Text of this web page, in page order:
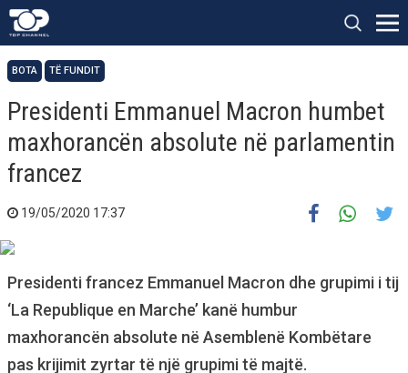
BOTA TË FUNDIT
Presidenti Emmanuel Macron humbet
maxhorancën absolute në parlamentin
francez
19/05/2020 17:37
Presidenti francez Emmanuel Macron dhe grupimi i tij
‘La Republique en Marche’ kanë humbur
maxhorancën absolute në Asemblenë Kombëtare
pas krijimit zyrtar të një grupimi të majtë.